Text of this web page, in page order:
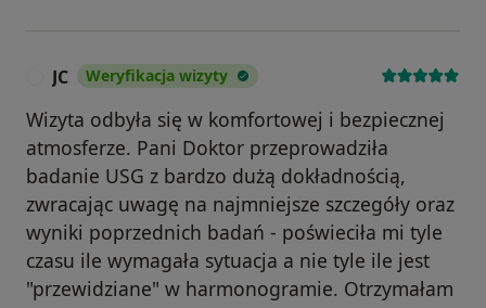
JC Weryfikacja wizyty
Wizyta odbyła się w komfortowej i bezpiecznej
atmosferze. Pani Doktor przeprowadziła
badanie USG z bardzo dużą dokładnością,
zwracając uwagę na najmniejsze szczegóły oraz
wyniki poprzednich badań - poświeciła mi tyle
czasu ile wymagała sytuacja a nie tyle ile jest
"przewidziane" w harmonogramie. Otrzymałam